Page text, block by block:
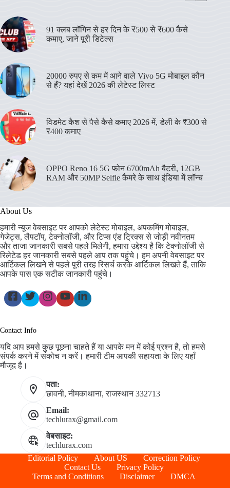
91 क्लब लॉगिन से हर दिन के ₹500 से ₹600 कैसे
कमाए, जाने पूरी डिटेल्स
20000 रुपए से कम में आने वाले Vivo 5G मोबाइल कौन
से हैं? यहां देखें 2026 की लेटेस्ट लिस्ट
विडमेट कैश से पैसे कैसे कमाए 2026 में, डेली के ₹300 से
₹400 कमाए
OPPO Reno 16 5G फोन 6700mAh बैटरी, 12GB
RAM और 50MP Selfie कैमरे के साथ इंडिया में लॉन्च
About Us
हमारी न्यूज वेबसाइट पर आपको लेटेस्ट मोबाइल, अपकमिंग मोबाइल,
गेजेट्स, लैपटॉप्, टेक्नोलॉजी, और टिप्स एंड ट्रिक्स से जोड़ी नवीनतम
और ताजा जानकारी सबसे पहले मिलेगी, हमारा उद्देश्य है कि टेक्नोलॉजी से
रिलेटेड हर जानकारी सबसे पहले आप तक पहुंचे। हम अपनी वेबसाइट पर
आर्टिकल लिखने से पहले पूरी तरह रिसर्च करके आर्टिकल लिखते हैं, ताकि
आपके पास एक सटीक जानकारी पहुंचे।
Contact Info
यदि आप हमसे कुछ पूछना चाहते हैं या आपके मन में कोई प्रश्न है, तो हमसे
संपर्क करने में संकोच न करें। हमारी टीम आपकी सहायता के लिए यहाँ
मौजूद है।
पता:
छावनी, नीमकाथाना, राजस्थान 332713
Email:
techlurax@gmail.com
वेबसाइट:
techlurax.com
Editorial Policy
About US
Correction Policy
Contact Us
Privacy Policy
Terms and Conditions
Disclaimer DMCA